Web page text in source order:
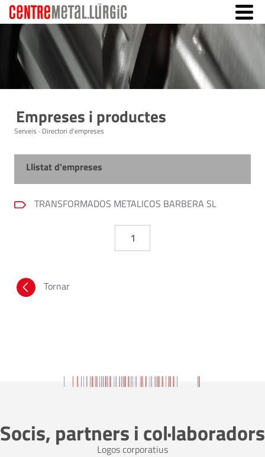
Empreses i productes
Serveis · Directori d'empreses
Llistat d'empreses
TRANSFORMADOS METALICOS BARBERA SL
1
Tornar
Socis, partners i col·laboradors
Logos corporatius